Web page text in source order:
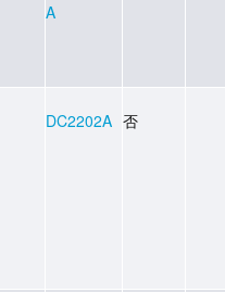
A
DC2202A 否